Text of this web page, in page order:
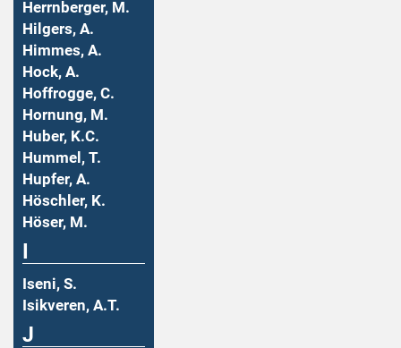
Herrnberger, M.
Hilgers, A.
Himmes, A.
Hock, A.
Hoffrogge, C.
Hornung, M.
Huber, K.C.
Hummel, T.
Hupfer, A.
Höschler, K.
Höser, M.
Iseni, S.
Isikveren, A.T.
J